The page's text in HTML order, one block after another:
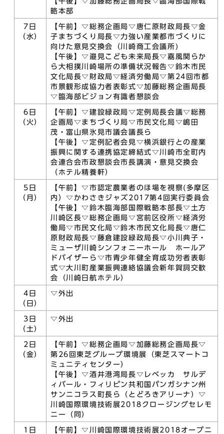
略本部
7日
（水）
【午前】▽総務企画局▽唐仁原財政局長▽金
子まちづくり局長▽力強い産業都市づくりに
向けた意見交換会（川崎商工会議所)
【午後】▽邉見こども未来局長▽嘉風関らか
ら大相撲川崎場所の準備状況報告▽鈴木市民
文化局長▽財政局▽経済労働局▽第24回市都
市景観形成協力者表彰式▽加藤総務企画局長
▽臨海部ビジョン有識者懇談会
6日
（火）
【午前】▽建設緑政局▽定例局長会議▽総務
企画局▽まちづくり局▽市民文化局▽嶋田
茂・富山県氷見市議会議長ら
【午後】▽定例記者会見▽横浜銀行との産業
振興に関する連携協定締結式▽川崎市全町内
会連合会市政懇談会市長講演・意見交換会
（ホテル精養軒）
5日
（月）
【午前】▽市認定農業者のほ場を視察(多摩区
内）▽かわさきジャズ2017第4回実行委員会
【午後】▽鈴木臨海部国際戦略本部長▽土方
川崎区長▽総務企画局▽宮前区役所▽経済労
働局▽市民文化局▽鈴木市民文化局長▽唐仁
原財政局長▽藤倉建設緑政局長▽小川典子・
ミューザ川崎シンフォニーホール ホールア
ドバイザーら▽市青少年健全育成功労者表彰
式▽大川町産業振興連絡協議会新年賀詞交歓
会（川崎日航ホテル）
4日
（日）
▽外出
3日
（土）
▽外出
2日
（金）
【午前】▽総務企画局▽加藤総務企画局長▽
第26回東芝グループ環境展（東芝スマートコ
ミュニティセンター）
【午後】▽酒井港湾局長▽レベッカ サルデ
ィバール・フィリピン共和国パンガシナン州
サンニコラス町長ら（とどろきアリーナ）▽
川崎国際環境技術展2018クロージングセレモ
ニー（同）
1日
【午前】▽川崎国際環境技術展2018オープニ